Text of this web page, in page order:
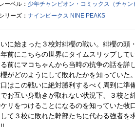
ーベル： 少年チャンピオン・コミックス（チャン
リーズ： ナインピークス NINE PEAKS
に始まった３校対緋櫻の戦い。緋櫻の頭
年前にこちらの世界にタイムスリップして
前にマコちゃんから当時の抗争の話を詳
がどのようにして敗れたかを知っていた
はこの戦いに絶対勝利するべく周到に準
でお互い身動きが取れない状況下、３校と
リをつけることになるのを知っていた牧
して３校に敗れた幹部たちに代わる強者を